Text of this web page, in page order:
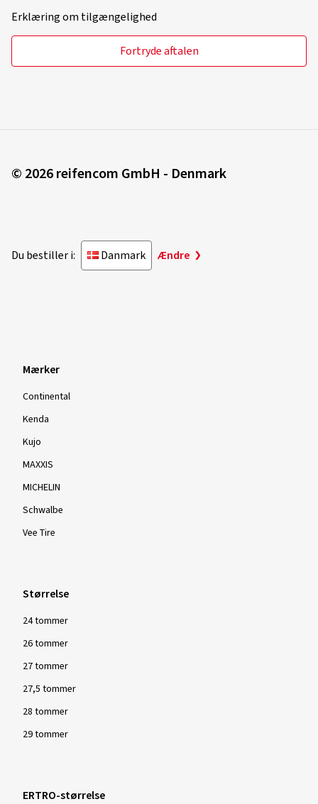
Erklæring om tilgængelighed
Fortryde aftalen
© 2026 reifencom GmbH - Denmark
Du bestiller i: Danmark Ændre
Mærker
Continental
Kenda
Kujo
MAXXIS
MICHELIN
Schwalbe
Vee Tire
Størrelse
24 tommer
26 tommer
27 tommer
27,5 tommer
28 tommer
29 tommer
ERTRO-størrelse